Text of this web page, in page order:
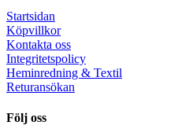
Startsidan
Köpvillkor
Kontakta oss
Integritetspolicy
Heminredning & Textil
Returansökan
Följ oss